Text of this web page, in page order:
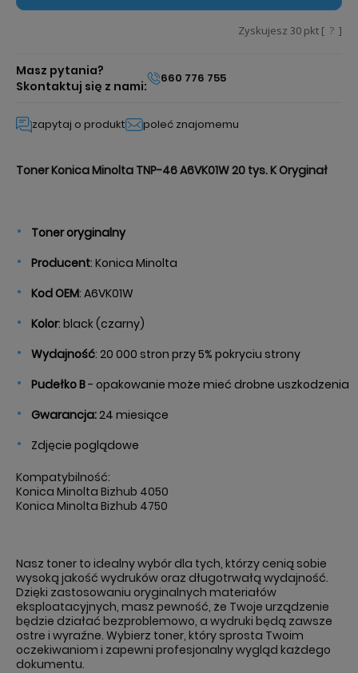
Zyskujesz 30 pkt [ ? ]
Masz pytania?
Skontaktuj się z nami:
660 776 755
zapytaj o produkt poleć znajomemu
Toner Konica Minolta TNP-46 A6VK01W 20 tys. K Oryginał
Toner oryginalny
Producent: Konica Minolta
Kod OEM: A6VK01W
Kolor: black (czarny)
Wydajność: 20 000 stron przy 5% pokryciu strony
Pudełko B- opakowanie może mieć drobne uszkodzenia
Gwarancja:24 miesiące
Zdjęcie poglądowe
Kompatybilność:
Konica Minolta Bizhub 4050
Konica Minolta Bizhub 4750
Nasz toner to idealny wybór dla tych, którzy cenią sobie
wysoką jakość wydruków oraz długotrwałą wydajność.
Dzięki zastosowaniu oryginalnych materiałów
eksploatacyjnych, masz pewność, że Twoje urządzenie
będzie działać bezproblemowo, a wydruki będą zawsze
ostre i wyraźne. Wybierz toner, który sprosta Twoim
oczekiwaniom i zapewni profesjonalny wygląd każdego
dokumentu.